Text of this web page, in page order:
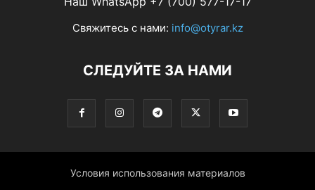
Свяжитесь с нами: info@otyrar.kz
СЛЕДУЙТЕ ЗА НАМИ
Условия использования материалов